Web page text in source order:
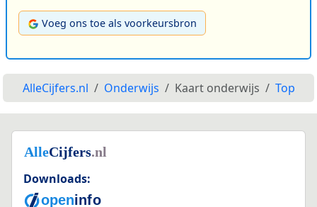
Voeg ons toe als voorkeursbron
AlleCijfers.nl Onderwijs Kaart onderwijs Top
Downloads: